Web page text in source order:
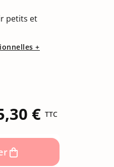
petits et
+
€ TTC